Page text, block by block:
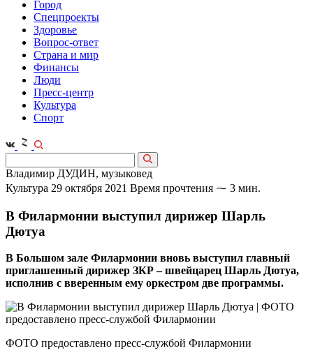
Город
Спецпроекты
Здоровье
Вопрос-ответ
Страна и мир
Финансы
Люди
Пресс-центр
Культура
Спорт
Владимир ДУДИН, музыковед
Культура 29 октября 2021 Время прочтения ⁓ 3 мин.
В Филармонии выступил дирижер Шарль
Дютуа
В Большом зале Филармонии вновь выступил главный
приглашенный дирижер ЗКР – швейцарец Шарль Дютуа,
исполнив с вверенным ему оркестром две программы.
ФОТО предоставлено пресс-службой Филармонии